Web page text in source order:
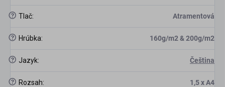
? Tlač: Atramentová
? Hrúbka: 160g/m2 & 200g/m2
? Jazyk: Čeština
? Rozsah: 1,5 x A4